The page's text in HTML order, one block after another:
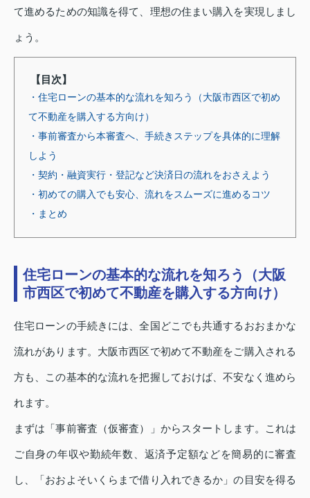
て進めるための知識を得て、理想の住まい購入を実現しまし
ょう。
【目次】
・住宅ローンの基本的な流れを知ろう（大阪市西区で初め
て不動産を購入する方向け）
・事前審査から本審査へ、手続きステップを具体的に理解
しよう
・契約・融資実行・登記など決済日の流れをおさえよう
・初めての購入でも安心、流れをスムーズに進めるコツ
・まとめ
住宅ローンの基本的な流れを知ろう（大阪
市西区で初めて不動産を購入する方向け）
住宅ローンの手続きには、全国どこでも共通するおおまかな
流れがあります。大阪市西区で初めて不動産をご購入される
方も、この基本的な流れを把握しておけば、不安なく進めら
れます。
まずは「事前審査（仮審査）」からスタートします。これは
ご自身の年収や勤続年数、返済予定額などを簡易的に審査
し、「おおよそいくらまで借り入れできるか」の目安を得る